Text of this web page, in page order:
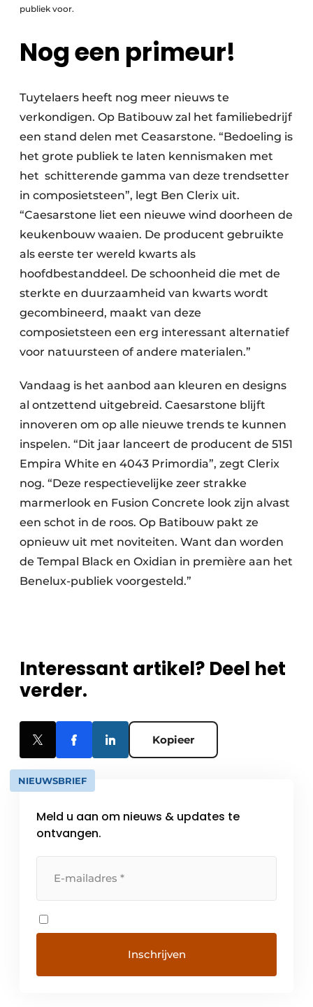
publiek voor.
Nog een primeur!
Tuytelaers heeft nog meer nieuws te
verkondigen. Op Batibouw zal het familiebedrijf
een stand delen met Ceasarstone. “Bedoeling is
het grote publiek te laten kennismaken met
het schitterende gamma van deze trendsetter
in composietsteen”, legt Ben Clerix uit.
“Caesarstone liet een nieuwe wind doorheen de
keukenbouw waaien. De producent gebruikte
als eerste ter wereld kwarts als
hoofdbestanddeel. De schoonheid die met de
sterkte en duurzaamheid van kwarts wordt
gecombineerd, maakt van deze
composietsteen een erg interessant alternatief
voor natuursteen of andere materialen.”
Vandaag is het aanbod aan kleuren en designs
al ontzettend uitgebreid. Caesarstone blijft
innoveren om op alle nieuwe trends te kunnen
inspelen. “Dit jaar lanceert de producent de 5151
Empira White en 4043 Primordia”, zegt Clerix
nog. “Deze respectievelijke zeer strakke
marmerlook en Fusion Concrete look zijn alvast
een schot in de roos. Op Batibouw pakt ze
opnieuw uit met noviteiten. Want dan worden
de Tempal Black en Oxidian in première aan het
Benelux-publiek voorgesteld.”
Interessant artikel? Deel het
verder.
Kopieer
NIEUWSBRIEF
Meld u aan om nieuws & updates te
ontvangen.